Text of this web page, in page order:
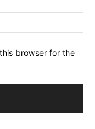
browser for the